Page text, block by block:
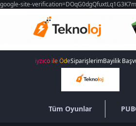
google-site-
iyzico ile ÖdeSiparişlerimBayilik
Tüm Oyunlar